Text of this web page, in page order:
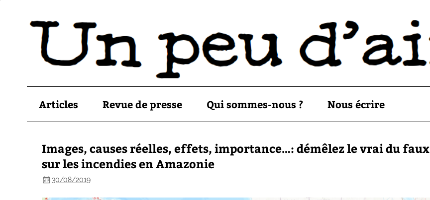
Articles Revue de presse Qui sommes-nous ? Nous écrire
Images, causes réelles, effets, importance…: démêlez le vrai du faux
sur les incendies en Amazonie
30/08/2019